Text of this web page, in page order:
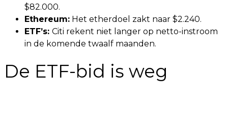
$82.000.
Ethereum: Het etherdoel zakt naar $2.240.
ETF’s: Citi rekent niet langer op netto-instroom
in de komende twaalf maanden.
De ETF-bid is weg